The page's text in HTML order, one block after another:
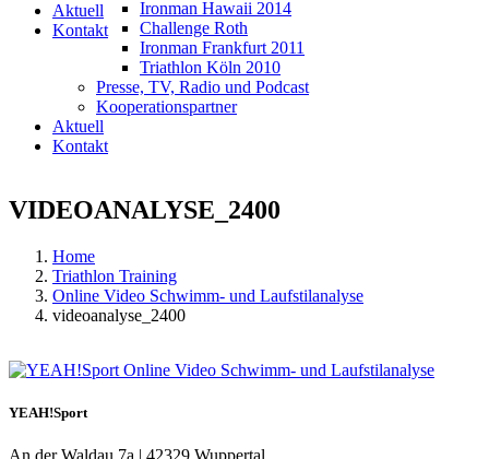
Aktuell
Kontakt
Ironman Hawaii 2014
Challenge Roth
Ironman Frankfurt 2011
Triathlon Köln 2010
Presse, TV, Radio und Podcast
Kooperationspartner
Aktuell
Kontakt
VIDEOANALYSE_2400
Home
Triathlon Training
Online Video Schwimm- und Laufstilanalyse
videoanalyse_2400
YEAH!Sport